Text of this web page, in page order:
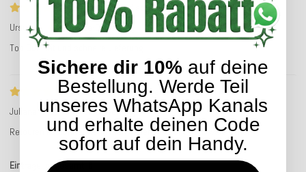
Top Qualität und schnelle Lieferung
Ursula S.
Service-Bewertung
Top Qualität und schnelle Lieferung
Retouren kostenfrei wenn man andere Arti…
Juliana P.
Service-Bewertung
Retouren kostenfrei wenn man andere Artikel behält wäre schön
Einträge insgesamt: 8
Sichere dir 10% auf deine
Bestellung. Werde Teil
unseres WhatsApp Kanals
und erhalte deinen Code
sofort auf dein Handy.